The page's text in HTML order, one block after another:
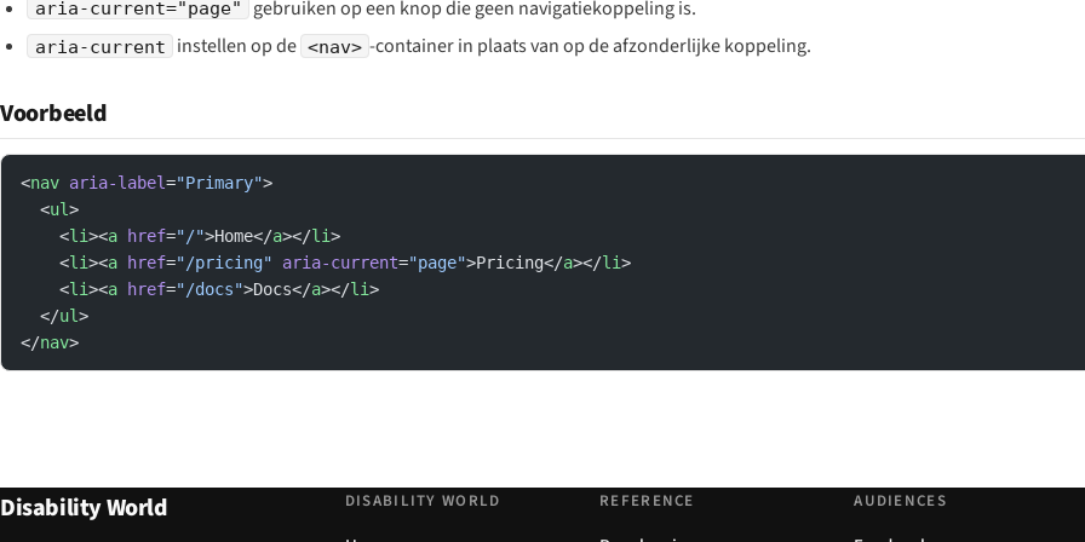
aria-current="page" gebruiken op een knop die geen navigatiekoppeling is.
aria-current instellen op de <nav> -container in plaats van op de afzonderlijke koppeling.
Voorbeeld
<nav aria-label="Primary">
  <
ul>
    <
li><a href="/">Home</a></li>
    <
li><a href="/pricing" aria-current="page">Pricing</a></li>
    <
li><a href="/docs">Docs</a></li>
  </
ul>
</nav>
Disability World DISABILITY WORLD REFERENCE AUDIENCES